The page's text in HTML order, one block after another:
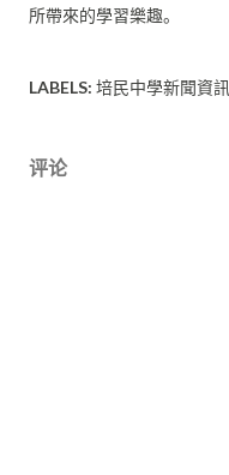
所帶來的學習樂趣。
LABELS: 培民中學新聞資訊
评论